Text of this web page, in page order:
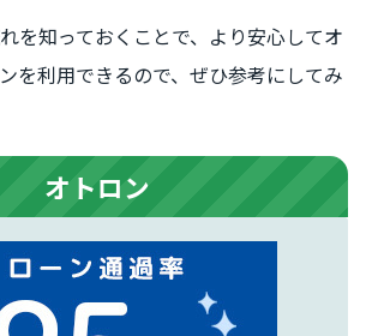
を知っておくことで、より安心してオ
を利用できるので、ぜひ参考にしてみ
オトロン